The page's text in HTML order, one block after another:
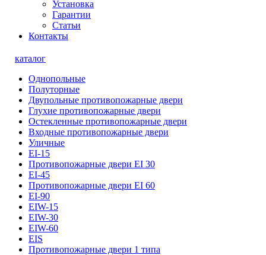
Установка
Гарантии
Статьи
Контакты
каталог
Однопольные
Полуторные
Двупольные противопожарные двери
Глухие противопожарные двери
Остекленные противопожарные двери
Входные противопожарные двери
Уличные
EI-15
Противопожарные двери EI 30
EI-45
Противопожарные двери EI 60
EI-90
EIW-15
EIW-30
EIW-60
EIS
Противопожарные двери 1 типа